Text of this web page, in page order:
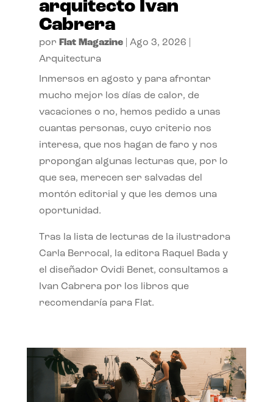
arquitecto Ivan
Cabrera
por Flat Magazine| Ago 3, 2026
Arquitectura
Inmersos en agosto y para afrontar
mucho mejor los días de calor, de
vacaciones o no, hemos pedido a unas
cuantas personas, cuyo criterio nos
interesa, que nos hagan de faro y nos
propongan algunas lecturas que, por lo
que sea, merecen ser salvadas del
montón editorial y que les demos una
oportunidad.
Tras la lista de lecturas de la ilustradora
Carla Berrocal, la editora Raquel Bada y
el diseñador Ovidi Benet, consultamos a
Ivan Cabrera por los libros que
recomendaría para Flat.